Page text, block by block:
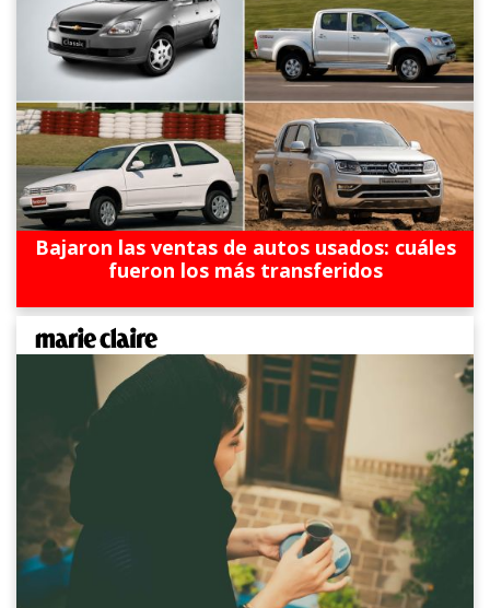
Bajaron las ventas de autos usados: cuáles
fueron los más transferidos